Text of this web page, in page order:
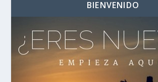
BIENVENIDO